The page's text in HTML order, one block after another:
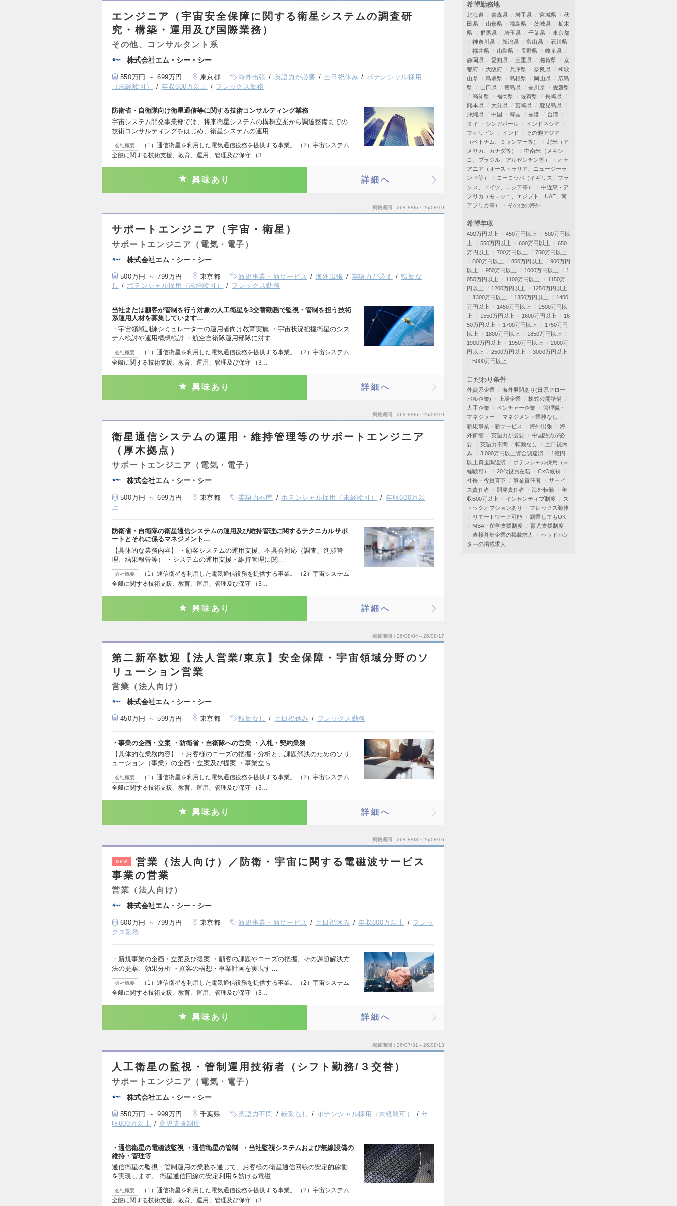
エンジニア（宇宙安全保障に関する衛星システムの調査研
究・構築・運用及び国際業務）
その他、コンサルタント系
株式会社エム・シー・シー
550万円 ～ 699万円 東京都 海外出張 英語力が必要 土日祝休み
ポテンシャル採用
（未経験可）
年収600万以上 フレックス勤務
防衛省・自衛隊向け衛星通信等に関する技術コンサルティング業務
宇宙システム開発事業部では、将来衛星システムの構想立案から調達整備までの
技術コンサルティングをはじめ、衛星システムの運用…
会社概要
（1）通信衛星を利用した電気通信役務を提供する事業。 （2）宇宙システム
全般に関する技術支援、教育、運用、管理及び保守 （3…
興味あり 詳細へ
掲載期間 26/08/06～26/08/19
サポートエンジニア（宇宙・衛星）
サポートエンジニア（電気・電子）
株式会社エム・シー・シー
500万円 ～ 799万円 東京都 新規事業・新サービス 海外出張 英語力が必要
転勤な
し
ポテンシャル採用（未経験可） フレックス勤務
当社または顧客が管制を行う対象の人工衛星を3交替勤務で監視・管制を担う技術
系運用人材を募集しています…
・宇宙領域訓練シミュレーターの運用者向け教育実施 ・宇宙状況把握衛星のシス
テム検討や運用構想検討 ・航空自衛隊運用部隊に対す…
会社概要
（1）通信衛星を利用した電気通信役務を提供する事業。 （2）宇宙システム
全般に関する技術支援、教育、運用、管理及び保守 （3…
興味あり 詳細へ
掲載期間 26/08/06～26/08/19
衛星通信システムの運用・維持管理等のサポートエンジニア
（厚木拠点）
サポートエンジニア（電気・電子）
株式会社エム・シー・シー
500万円 ～ 699万円 東京都 英語力不問 ポテンシャル採用（未経験可）
年収600万以
上
防衛省・自衛隊の衛星通信システムの運用及び維持管理に関するテクニカルサポ
ートとそれに係るマネジメント…
【具体的な業務内容】 ・顧客システムの運用支援、不具合対応（調査、進捗管
理、結果報告等） ・システムの運用支援・維持管理に関…
会社概要
（1）通信衛星を利用した電気通信役務を提供する事業。 （2）宇宙システム
全般に関する技術支援、教育、運用、管理及び保守 （3…
興味あり 詳細へ
掲載期間 26/08/04～26/08/17
第二新卒歓迎【法人営業/東京】安全保障・宇宙領域分野のソ
リューション営業
営業（法人向け）
株式会社エム・シー・シー
450万円 ～ 599万円 東京都 転勤なし 土日祝休み フレックス勤務
・事業の企画・立案 ・防衛省・自衛隊への営業 ・入札・契約業務
【具体的な業務内容】 ・お客様のニーズの把握・分析と、課題解決のためのソリ
ューション（事業）の企画・立案及び提案 ・事業立ち…
会社概要
（1）通信衛星を利用した電気通信役務を提供する事業。 （2）宇宙システム
全般に関する技術支援、教育、運用、管理及び保守 （3…
興味あり 詳細へ
掲載期間 26/08/03～26/08/16
NEW
営業（法人向け）／防衛・宇宙に関する電磁波サービス
事業の営業
営業（法人向け）
株式会社エム・シー・シー
600万円 ～ 799万円 東京都 新規事業・新サービス 土日祝休み 年収600万以上
フレッ
クス勤務
・新規事業の企画・立案及び提案 ・顧客の課題やニーズの把握、その課題解決方
法の提案、効果分析 ・顧客の構想・事業計画を実現す…
会社概要
（1）通信衛星を利用した電気通信役務を提供する事業。 （2）宇宙システム
全般に関する技術支援、教育、運用、管理及び保守 （3…
興味あり 詳細へ
掲載期間 26/07/31～26/08/13
人工衛星の監視・管制運用技術者（シフト勤務/３交替）
サポートエンジニア（電気・電子）
株式会社エム・シー・シー
550万円 ～ 999万円 千葉県 英語力不問 転勤なし ポテンシャル採用（未経験可）
年
収600万以上
育児支援制度
・通信衛星の電磁波監視 ・通信衛星の管制 ・当社監視システムおよび無線設備の
維持・管理等
通信衛星の監視・管制運用の業務を通じて、お客様の衛星通信回線の安定的稼働
を実現します。 衛星通信回線の安定利用を妨げる電磁…
会社概要
（1）通信衛星を利用した電気通信役務を提供する事業。 （2）宇宙システム
全般に関する技術支援、教育、運用、管理及び保守 （3…
希望勤務地
北海道 青森県 岩手県 宮城県
秋
田県
山形県 福島県 茨城県
栃木
県
群馬県 埼玉県 千葉県
東京都
神奈川県
新潟県 富山県
石川県
福井県
山梨県 長野県
岐阜県
静岡県
愛知県 三重県 滋賀県
京
都府
大阪府 兵庫県 奈良県
和歌
山県
鳥取県 島根県 岡山県
広島
県
山口県 徳島県 香川県
愛媛県
高知県
福岡県 佐賀県
長崎県
熊本県
大分県 宮崎県
鹿児島県
沖縄県
中国 韓国 香港
台湾
タイ
シンガポール
インドネシア
フィリピン
インド
その他アジア
（ベトナム、ミャンマー等）
北米（ア
メリカ、カナダ等）
中南米（メキシ
コ、ブラジル、アルゼンチン等）
オセ
アニア（オーストラリア、ニュージーラ
ンド等）
ヨーロッパ（イギリス、フラ
ンス、ドイツ、ロシア等）
中近東・ア
フリカ（モロッコ、エジプト、UAE、南
アフリカ等）
その他の海外
希望年収
400万円以上 450万円以上
500万円以
上
550万円以上 600万円以上
650
万円以上
700万円以上
750万円以上
800万円以上
850万円以上
900万円
以上
950万円以上 1000万円以上
1
050万円以上
1100万円以上
1150万
円以上
1200万円以上
1250万円以上
1300万円以上
1350万円以上
1400
万円以上
1450万円以上
1500万円以
上
1550万円以上 1600万円以上
16
50万円以上
1700万円以上
1750万円
以上
1800万円以上
1850万円以上
1900万円以上
1950万円以上
2000万
円以上
2500万円以上
3000万円以上
5000万円以上
こだわり条件
外資系企業
海外展開あり(日系グロー
バル企業)
上場企業
株式公開準備
大手企業
ベンチャー企業
管理職・
マネジャー
マネジメント業務なし
新規事業・新サービス
海外出張
海
外折衝
英語力が必要
中国語力が必
要
英語力不問 転勤なし
土日祝休
み
3,000万円以上資金調達済
1億円
以上資金調達済
ポテンシャル採用（未
経験可）
20代役員在籍
CxO候補
社長・役員直下
事業責任者
サービ
ス責任者
開発責任者 海外転勤
年
収600万以上
インセンティブ制度
ス
トックオプションあり
フレックス勤務
リモートワーク可能
副業してもOK
MBA・留学支援制度
育児支援制度
直接募集企業の掲載求人
ヘッドハン
ターの掲載求人